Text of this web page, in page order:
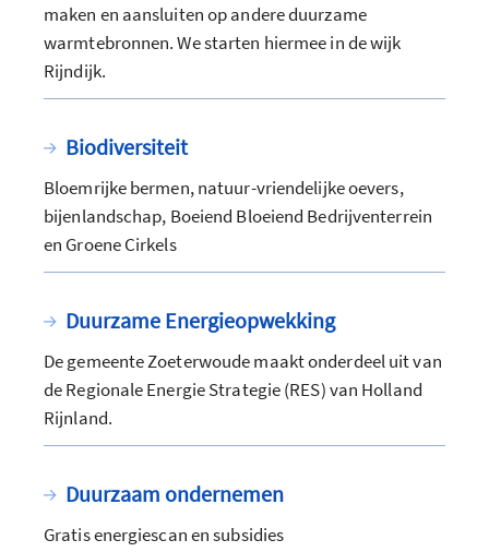
maken en aansluiten op andere duurzame
warmtebronnen. We starten hiermee in de wijk
Rijndijk.
Biodiversiteit
Bloemrijke bermen, natuur-vriendelijke oevers,
bijenlandschap, Boeiend Bloeiend Bedrijventerrein
en Groene Cirkels
Duurzame Energieopwekking
De gemeente Zoeterwoude maakt onderdeel uit van
de Regionale Energie Strategie (RES) van Holland
Rijnland.
Duurzaam ondernemen
Gratis energiescan en subsidies